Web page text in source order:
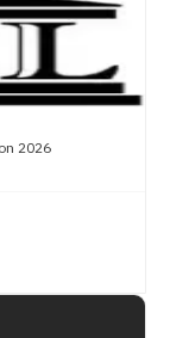
2026